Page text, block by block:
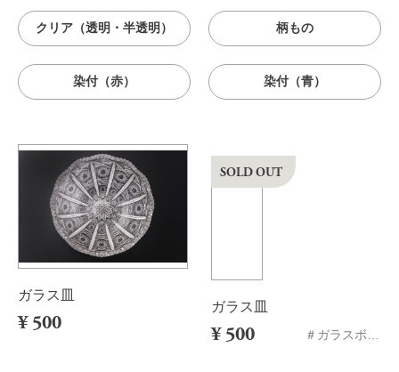
クリア（透明・半透明） 柄もの
染付（赤） 染付（青）
ガラス皿
¥ 500
SOLD OUT
ガラス皿
¥ 500